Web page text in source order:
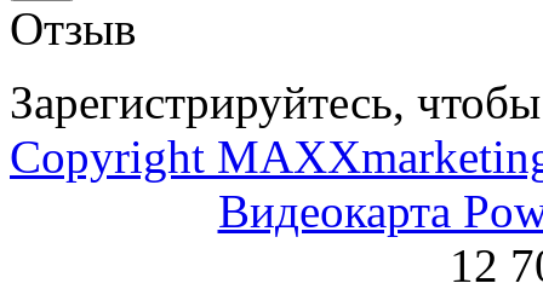
Отзыв
Зарегистрируйтесь,
Copyright
Видеокарта
12